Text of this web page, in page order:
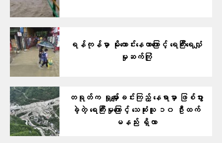
ရန်ကုန်မှာ မိုးကောင်းနေတာကြောင့် ရေကြီးရေလျှံ
မှုဆက်ကြုံ
တရုတ်က ရှုမျှော်ခင်းကြည့် နေရာမှာ ဖြစ်ပွား
ခဲ့တဲ့ ရေကြီးမှုကြောင့် သေဆုံးသူ ၁၀ ဦးထက်
မနည်း ရှိလာ